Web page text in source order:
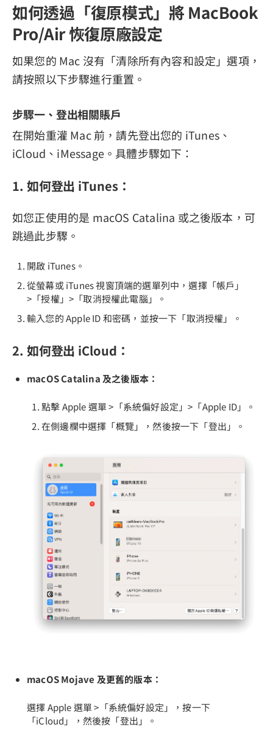
如何透過「復原模式」將 MacBook
Pro/Air 恢復原廠設定
如果您的 Mac 沒有「清除所有內容和設定」選項，
請按照以下步驟進行重置。
步驟一、登出相關賬戶
在開始重灌 Mac 前，請先登出您的 iTunes、
iCloud、iMessage。具體步驟如下：
1. 如何登出 iTunes：
如您正使用的是 macOS Catalina 或之後版本，可
跳過此步驟。
開啟 iTunes。
從螢幕或 iTunes 視窗頂端的選單列中，選擇「帳戶」
>「授權」>「取消授權此電腦」。
輸入您的 Apple ID 和密碼，並按一下「取消授權」。
2. 如何登出 iCloud：
macOS Catalina 及之後版本：
點擊 Apple 選單 >「系統偏好設定」>「Apple ID」。
在側邊欄中選擇「概覽」，然後按一下「登出」。
macOS Mojave 及更舊的版本：
選擇 Apple 選單 >「系統偏好設定」，按一下
「iCloud」，然後按「登出」。